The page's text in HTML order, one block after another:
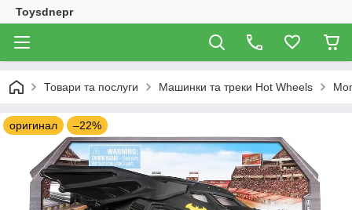
Toysdnepr
Товари та послуги Машинки та треки Hot Wheels
оригинал –22%